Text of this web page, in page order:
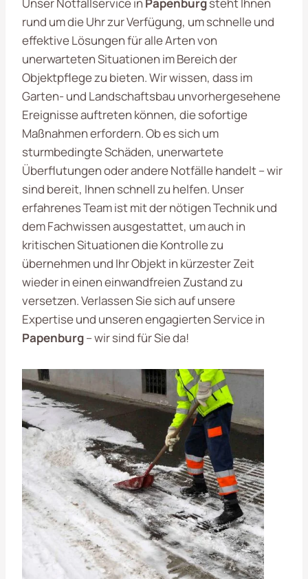
rund um die Uhr zur Verfügung, um schnelle und
effektive Lösungen für alle Arten von
unerwarteten Situationen im Bereich der
Objektpflege zu bieten. Wir wissen, dass im
Garten- und Landschaftsbau unvorhergesehene
Ereignisse auftreten können, die sofortige
Maßnahmen erfordern. Ob es sich um
sturmbedingte Schäden, unerwartete
Überflutungen oder andere Notfälle handelt – wir
sind bereit, Ihnen schnell zu helfen. Unser
erfahrenes Team ist mit der nötigen Technik und
dem Fachwissen ausgestattet, um auch in
kritischen Situationen die Kontrolle zu
übernehmen und Ihr Objekt in kürzester Zeit
wieder in einen einwandfreien Zustand zu
versetzen. Verlassen Sie sich auf unsere
Expertise und unseren engagierten Service in
Papenburg– wir sind für Sie da!